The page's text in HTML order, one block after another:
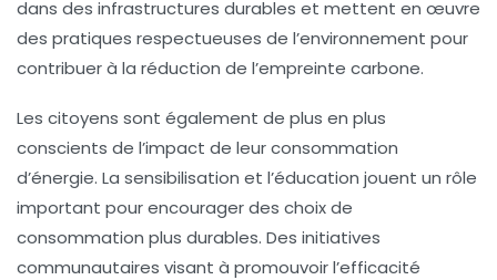
dans des infrastructures durables et mettent en œuvre
des pratiques respectueuses de l’environnement pour
contribuer à la réduction de l’empreinte carbone.
Les citoyens sont également de plus en plus
conscients de l’impact de leur consommation
d’énergie. La sensibilisation et l’éducation jouent un rôle
important pour encourager des choix de
consommation plus durables. Des initiatives
communautaires visant à promouvoir l’efficacité